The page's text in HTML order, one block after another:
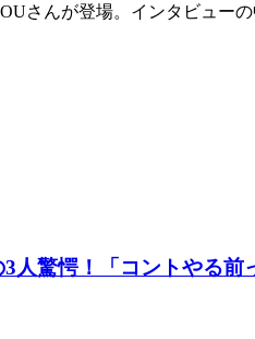
さんが登場。インタビュ
人驚愕！「コントやる